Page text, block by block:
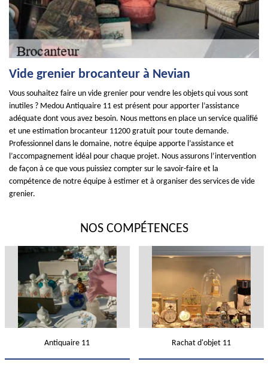
Vide grenier brocanteur à Nevian
Vous souhaitez faire un vide grenier pour vendre les objets qui vous sont
inutiles ? Medou Antiquaire 11 est présent pour apporter l’assistance
adéquate dont vous avez besoin. Nous mettons en place un service qualifié
et une estimation brocanteur 11200 gratuit pour toute demande.
Professionnel dans le domaine, notre équipe apporte l’assistance et
l’accompagnement idéal pour chaque projet. Nous assurons l’intervention
de façon à ce que vous puissiez compter sur le savoir-faire et la
compétence de notre équipe à estimer et à organiser des services de vide
grenier.
NOS COMPÉTENCES
Antiquaire 11 Rachat d'objet 11